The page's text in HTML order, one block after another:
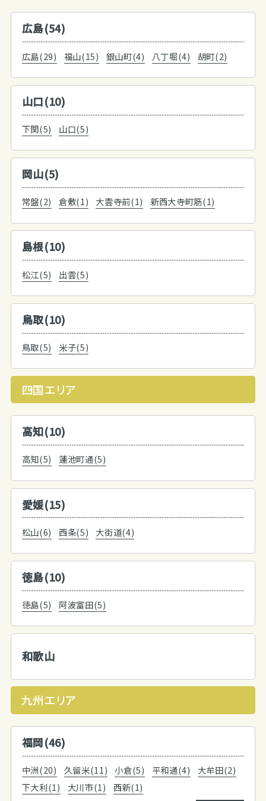
広島(54)
広島(29) 福山(15) 銀山町(4) 八丁堀(4) 胡町(2)
山口(10)
下関(5) 山口(5)
岡山(5)
常盤(2) 倉敷(1) 大雲寺前(1) 新西大寺町筋(1)
島根(10)
松江(5) 出雲(5)
鳥取(10)
鳥取(5) 米子(5)
四国エリア
高知(10)
高知(5) 蓮池町通(5)
愛媛(15)
松山(6) 西条(5) 大街道(4)
徳島(10)
徳島(5) 阿波富田(5)
和歌山
九州エリア
福岡(46)
中洲(20) 久留米(11) 小倉(5) 平和通(4)
大牟田(2)
下大利(1)
大川市(1)
西新(1)